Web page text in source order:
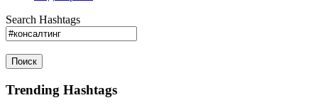
Search Hashtags
Поиск
Trending Hashtags